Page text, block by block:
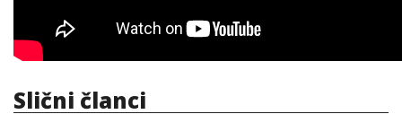
Slični članci